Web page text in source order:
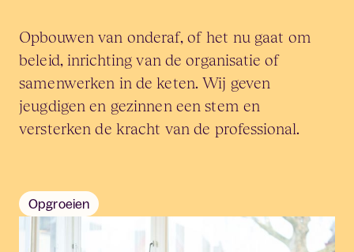
Opbouwen van onderaf, of het nu gaat om
beleid, inrichting van de organisatie of
samenwerken in de keten. Wij geven
jeugdigen en gezinnen een stem en
versterken de kracht van de professional.
Opgroeien